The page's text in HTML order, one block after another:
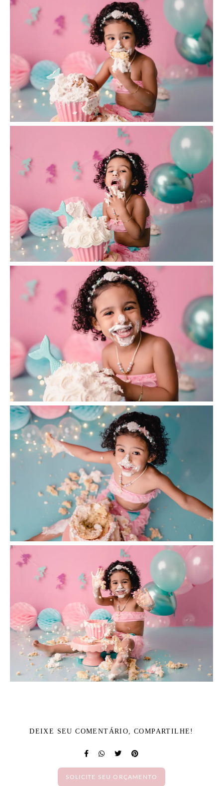
DEIXE SEU COMENTÁRIO, COMPARTILHE!
SOLICITE SEU ORÇAMENTO